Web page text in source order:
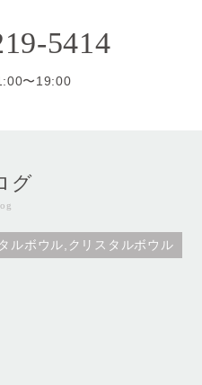
5414
〜19:00
グ
ルボウル,クリスタルボウル